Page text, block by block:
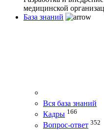
медицинской
База знаний
Вся база знаний
Кадры 166
Вопрос-ответ 352